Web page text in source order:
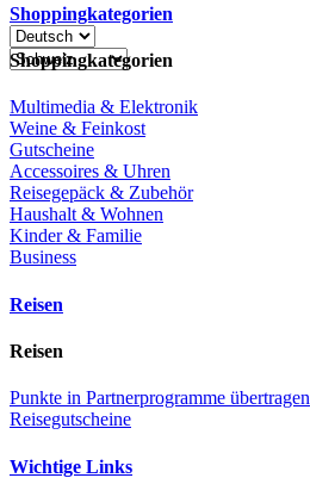
Shoppingkategorien
Shoppingkategorien
Multimedia & Elektronik
Weine & Feinkost
Gutscheine
Accessoires & Uhren
Reisegepäck & Zubehör
Haushalt & Wohnen
Kinder & Familie
Business
Reisen
Reisen
Punkte in Partnerprogramme übertragen
Reisegutscheine
Wichtige Links